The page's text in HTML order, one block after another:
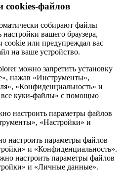
cookies-файлов
собирают файлы
вашего браузера,
или предупреждал вас
на ваше устройство.
можно запретить установку
нажав «Инструменты»,
«Конфиденциальность» и
все куки-файлы» с помощью
настроить параметры файлов
«Настройки» и
настроить параметры файлов
и «Конфиденциальность».
настроить параметры файлов
и «Личные данные».